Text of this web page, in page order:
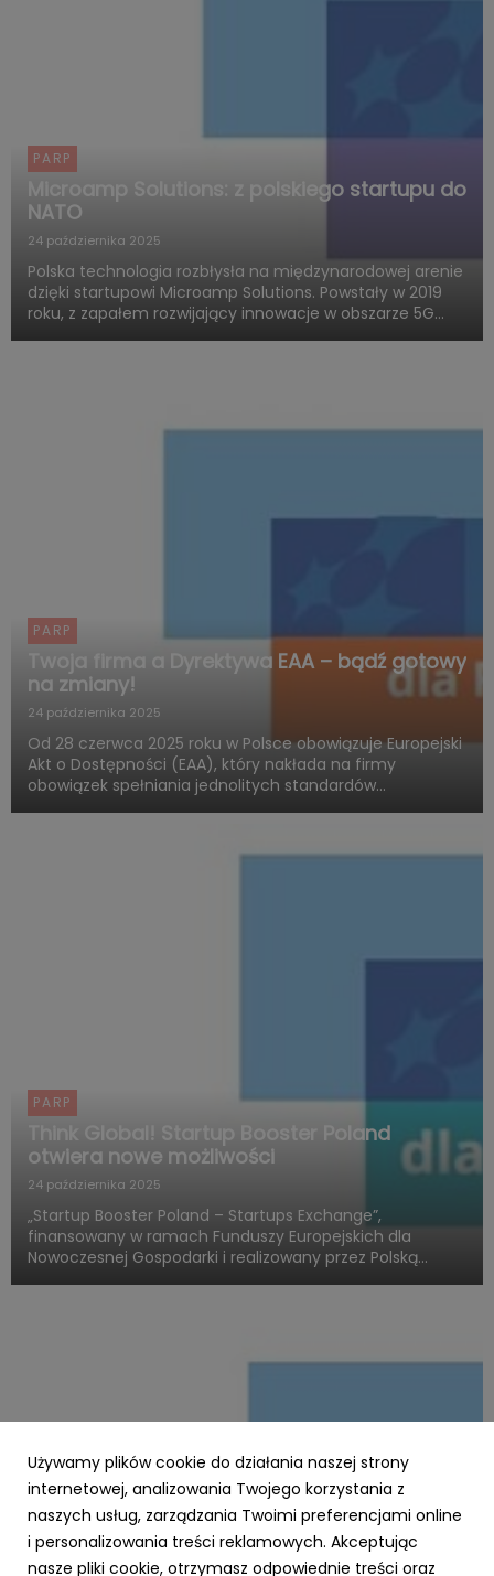
PARP
Microamp Solutions: z polskiego startupu do
NATO
24 października 2025
Polska technologia rozbłysła na międzynarodowej arenie
dzięki startupowi Microamp Solutions. Powstały w 2019
roku, z zapałem rozwijający innowacje w obszarze 5G
PARP
Twoja firma a Dyrektywa EAA – bądź gotowy
na zmiany!
24 października 2025
Od 28 czerwca 2025 roku w Polsce obowiązuje Europejski
Akt o Dostępności (EAA), który nakłada na firmy
obowiązek spełniania jednolitych standardów
PARP
Think Global! Startup Booster Poland
otwiera nowe możliwości
24 października 2025
„Startup Booster Poland – Startups Exchange”,
finansowany w ramach Funduszy Europejskich dla
Nowoczesnej Gospodarki i realizowany przez Polską
PARP
Używamy plików cookie do działania naszej strony
internetowej, analizowania Twojego korzystania z
naszych usług, zarządzania Twoimi preferencjami online
i personalizowania treści reklamowych. Akceptując
nasze pliki cookie, otrzymasz odpowiednie treści oraz